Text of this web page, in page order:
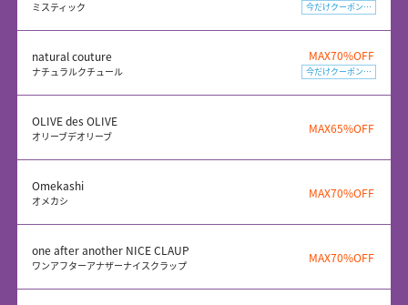
ミスティック 今だけクーポン配布中
natural couture
ナチュラルクチュール
MAX70%OFF
今だけクーポン配布中
OLIVE des OLIVE
オリーブデオリーブ
MAX65%OFF
Omekashi
オメカシ
MAX70%OFF
one after another NICE CLAUP
ワンアフターアナザーナイスクラップ
MAX70%OFF